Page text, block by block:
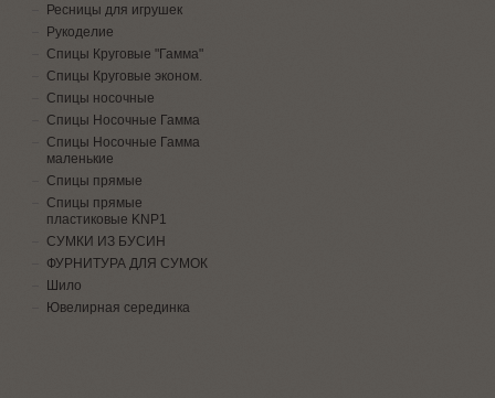
Ресницы для игрушек
Рукоделие
Спицы Круговые "Гамма"
Спицы Круговые эконом.
Спицы носочные
Спицы Носочные Гамма
Спицы Носочные Гамма
маленькие
Спицы прямые
Спицы прямые
пластиковые KNP1
СУМКИ ИЗ БУСИН
ФУРНИТУРА ДЛЯ СУМОК
Шило
Ювелирная серединка